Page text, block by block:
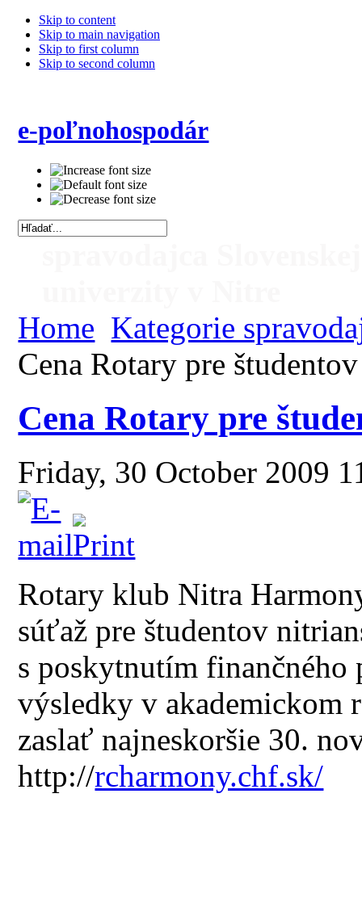
Skip to content
Skip to main navigation
Skip to first column
Skip to second column
e-poľnohospodár
Home Kategorie
Cena Rotary pre študentov
Cena Rotary pre
Friday, 30 October 2009
Rotary klub Nitra
súťaž pre študentov
s poskytnutím finančného
výsledky v akademickom
zaslať najneskoršie 30.
http://rcharmony.chf.sk/